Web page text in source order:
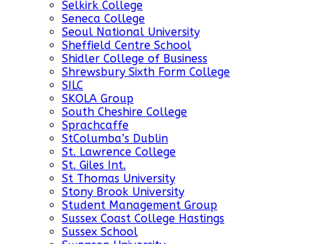
Selkirk College
Seneca College
Seoul National University
Sheffield Centre School
Shidler College of Business
Shrewsbury Sixth Form College
SILC
SKOLA Group
South Cheshire College
Sprachcaffe
StColumba’s Dublin
St. Lawrence College
St. Giles Int.
St Thomas University
Stony Brook University
Student Management Group
Sussex Coast College Hastings
Sussex School